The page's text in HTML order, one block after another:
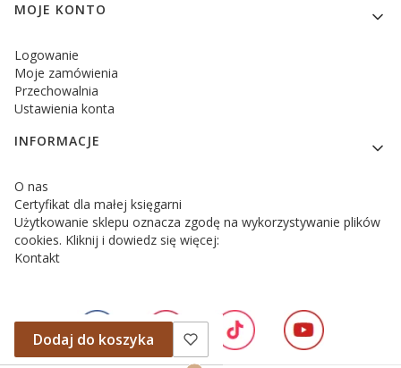
MOJE KONTO
Logowanie
Moje zamówienia
Przechowalnia
Ustawienia konta
INFORMACJE
O nas
Certyfikat dla małej księgarni
Użytkowanie sklepu oznacza zgodę na wykorzystywanie plików
cookies. Kliknij i dowiedz się więcej:
Kontakt
Dodaj do koszyka